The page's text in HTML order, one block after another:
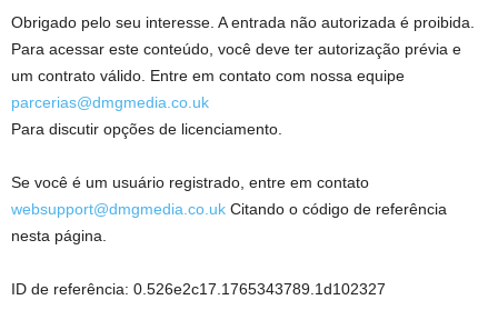
Obrigado pelo seu interesse. A entrada não autorizada é proibida.
Para acessar este conteúdo, você deve ter autorização prévia e
um contrato válido. Entre em contato com nossa equipe
parcerias@dmgmedia.co.uk
Para discutir opções de licenciamento.
Se você é um usuário registrado, entre em contato
websupport@dmgmedia.co.uk Citando o código de referência
nesta página.
ID de referência: 0.526e2c17.1765343789.1d102327